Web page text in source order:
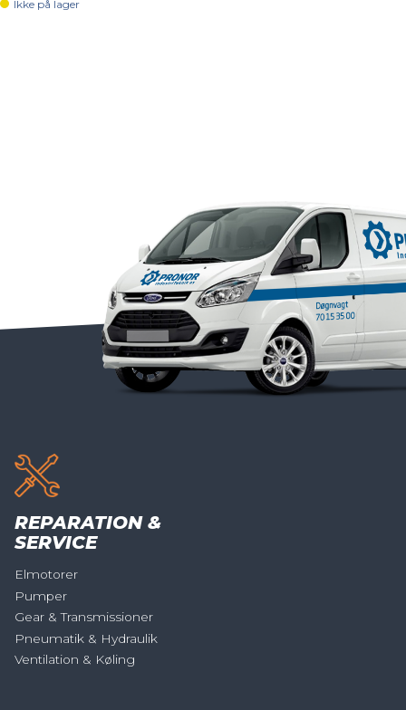
Ikke på lager
REPARATION &
SERVICE
Elmotorer
Pumper
Gear & Transmissioner
Pneumatik & Hydraulik
Ventilation & Køling